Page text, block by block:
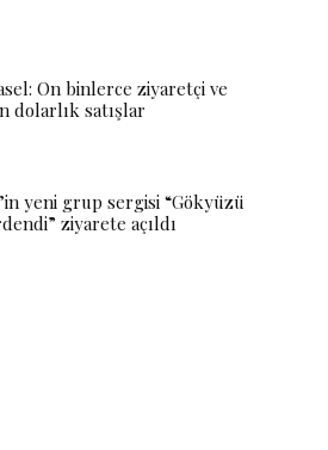
On binlerce ziyaretçi ve
dolarlık satışlar
yeni grup sergisi “Gökyüzü
ziyarete açıldı